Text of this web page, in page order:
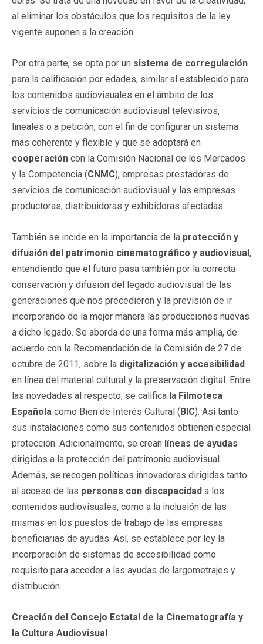
al eliminar los obstáculos que los requisitos de la ley
vigente suponen a la creación.
Por otra parte, se opta por un sistema de corregulación
para la calificación por edades, similar al establecido para
los contenidos audiovisuales en el ámbito de los
servicios de comunicación audiovisual televisivos,
lineales o a petición, con el fin de configurar un sistema
más coherente y flexible y que se adoptará en
cooperación con la Comisión Nacional de los Mercados
y la Competencia (CNMC), empresas prestadoras de
servicios de comunicación audiovisual y las empresas
productoras, distribuidoras y exhibidoras afectadas.
También se incide en la importancia de la protección y
difusión del patrimonio cinematográfico y audiovisual,
entendiendo que el futuro pasa también por la correcta
conservación y difusión del legado audiovisual de las
generaciones que nos precedieron y la previsión de ir
incorporando de la mejor manera las producciones nuevas
a dicho legado. Se aborda de una forma más amplia, de
acuerdo con la Recomendación de la Comisión de 27 de
octubre de 2011, sobre la digitalización y accesibilidad
en línea del material cultural y la preservación digital. Entre
las novedades al respecto, se califica la Filmoteca
Española como Bien de Interés Cultural (BIC). Así tanto
sus instalaciones como sus contenidos obtienen especial
protección. Adicionalmente, se crean líneas de ayudas
dirigidas a la protección del patrimonio audiovisual.
Además, se recogen políticas innovadoras dirigidas tanto
al acceso de las personas con discapacidad a los
contenidos audiovisuales, como a la inclusión de las
mismas en los puestos de trabajo de las empresas
beneficiarias de ayudas. Así, se establece por ley la
incorporación de sistemas de accesibilidad como
requisito para acceder a las ayudas de largometrajes y
distribución.
Creación del Consejo Estatal de la Cinematografía y
la Cultura Audiovisual